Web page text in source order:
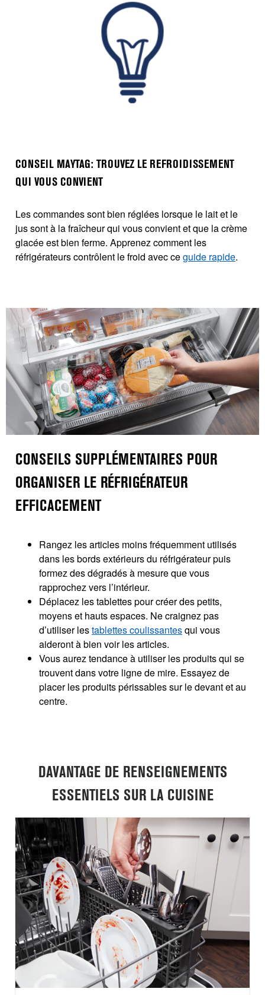
CONSEIL MAYTAG: TROUVEZ LE REFROIDISSEMENT
QUI VOUS CONVIENT
Les commandes sont bien réglées lorsque le lait et le
jus sont à la fraîcheur qui vous convient et que la crème
glacée est bien ferme. Apprenez comment les
réfrigérateurs contrôlent le froid avec ceguide rapide.
CONSEILS SUPPLÉMENTAIRES POUR
ORGANISER LE RÉFRIGÉRATEUR
EFFICACEMENT
Rangez les articles moins fréquemment utilisés
dans les bords extérieurs du réfrigérateur puis
formez des dégradés à mesure que vous
rapprochez vers l’intérieur.
Déplacez les tablettes pour créer des petits,
moyens et hauts espaces. Ne craignez pas
d’utiliser lestablettes coulissantesqui vous
aideront à bien voir les articles.
Vous aurez tendance à utiliser les produits qui se
trouvent dans votre ligne de mire. Essayez de
placer les produits périssables sur le devant et au
centre.
DAVANTAGE DE RENSEIGNEMENTS
ESSENTIELS SUR LA CUISINE